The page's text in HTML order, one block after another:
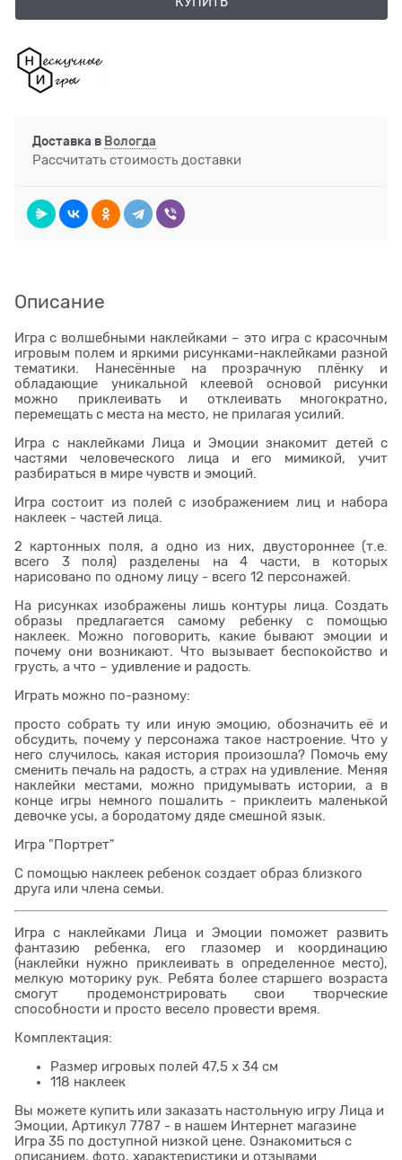
Доставка в Вологда
Рассчитать стоимость доставки
Описание
Игра с волшебными наклейками – это игра с красочным
игровым полем и яркими рисунками-наклейками разной
тематики. Нанесённые на прозрачную плёнку и
обладающие уникальной клеевой основой рисунки
можно приклеивать и отклеивать многократно,
перемещать с места на место, не прилагая усилий.
Игра с наклейками Лица и Эмоции знакомит детей с
частями человеческого лица и его мимикой, учит
разбираться в мире чувств и эмоций.
Игра состоит из полей с изображением лиц и набора
наклеек - частей лица.
2 картонных поля, а одно из них, двустороннее (т.е.
всего 3 поля) разделены на 4 части, в которых
нарисовано по одному лицу - всего 12 персонажей.
На рисунках изображены лишь контуры лица. Создать
образы предлагается самому ребенку с помощью
наклеек. Можно поговорить, какие бывают эмоции и
почему они возникают. Что вызывает беспокойство и
грусть, а что – удивление и радость.
Играть можно по-разному:
просто собрать ту или иную эмоцию, обозначить её и
обсудить, почему у персонажа такое настроение. Что у
него случилось, какая история произошла? Помочь ему
сменить печаль на радость, а страх на удивление. Меняя
наклейки местами, можно придумывать истории, а в
конце игры немного пошалить - приклеить маленькой
девочке усы, а бородатому дяде смешной язык.
Игра "Портрет"
С помощью наклеек ребенок создает образ близкого
друга или члена семьи.
Игра с наклейками Лица и Эмоции поможет развить
фантазию ребенка, его глазомер и координацию
(наклейки нужно приклеивать в определенное место),
мелкую моторику рук. Ребята более старшего возраста
смогут продемонстрировать свои творческие
способности и просто весело провести время.
Комплектация:
Размер игровых полей 47,5 х 34 см
118 наклеек
Вы можете купить или заказать настольную игру Лица и
Эмоции, Артикул 7787 - в нашем Интернет магазине
Игра 35 по доступной низкой цене. Ознакомиться с
описанием, фото, характеристики и отзывами